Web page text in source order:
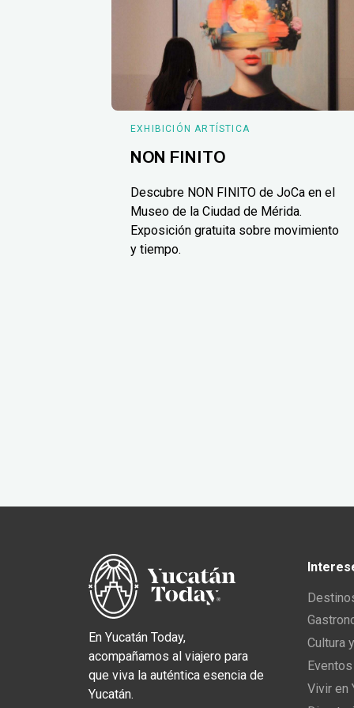
EXHIBICIÓN ARTÍSTICA
NON FINITO
Descubre NON FINITO de JoCa en el
Museo de la Ciudad de Mérida.
Exposición gratuita sobre movimiento
y tiempo.
En Yucatán Today,
acompañamos al viajero para
que viva la auténtica esencia de
Yucatán.
Cultura
Vivir en